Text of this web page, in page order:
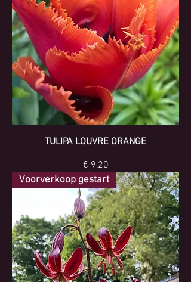
TULIPA LOUVRE ORANGE
Prijs
€ 9,20
Voorverkoop gestart